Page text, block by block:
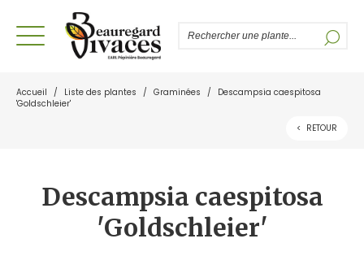
Accueil / Liste des plantes / Graminées /
Descampsia caespitosa
'Goldschleier'
< RETOUR
Descampsia caespitosa
'Goldschleier'